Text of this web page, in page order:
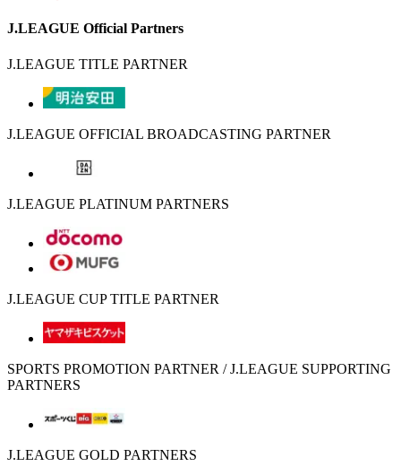
J.LEAGUE Official Partners
J.LEAGUE TITLE PARTNER
J.LEAGUE OFFICIAL BROADCASTING PARTNER
J.LEAGUE PLATINUM PARTNERS
J.LEAGUE CUP TITLE PARTNER
SPORTS PROMOTION PARTNER / J.LEAGUE SUPPORTING
PARTNERS
J.LEAGUE GOLD PARTNERS